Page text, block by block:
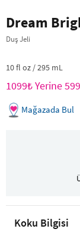
Dream
Duş Jeli
10 fl oz / 295 mL
1099₺ Yerine
Mağazada Bul
Koku Bilgisi